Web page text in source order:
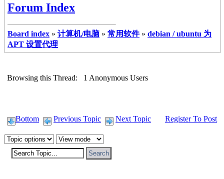
Forum Index
Board index » 计算机/电脑 » 常用软件 » debian / ubuntu 为
APT 设置代理
Browsing this Thread: 1 Anonymous Users
Bottom Previous Topic Next Topic Register To Post